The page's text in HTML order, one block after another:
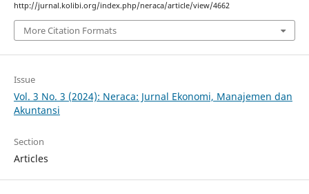
http://jurnal.kolibi.org/index.php/neraca/article/view/4662
More Citation Formats
Issue
Vol. 3 No. 3 (2024): Neraca: Jurnal Ekonomi, Manajemen dan
Akuntansi
Section
Articles